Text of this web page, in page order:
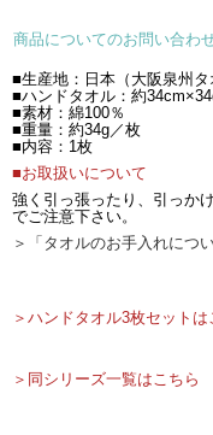
商品についてのお問い合わ
■生産地：日本（大阪泉州タ
■ハンドタオル：約
■素材：綿100％
■重量：約34g／枚
■内容：1枚
■お取扱いについて
強く引っ張ったり、引っか
でご注意下さい。
＞「タオルのお手入れにつ
＞ハンドタオル3枚セットは
＞同シリーズ一覧はこちら